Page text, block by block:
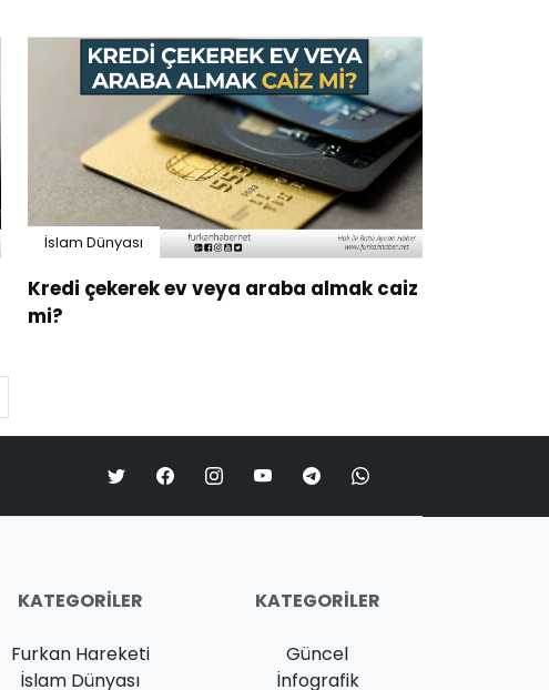
İslam Dünyası
Kredi çekerek ev veya araba almak caiz
mi?
KATEGORILER
Furkan Hareketi
İslam Dünyası
KATEGORILER
Güncel
İnfografik